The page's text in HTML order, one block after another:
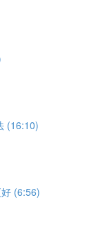
(16:10)
(6:56)